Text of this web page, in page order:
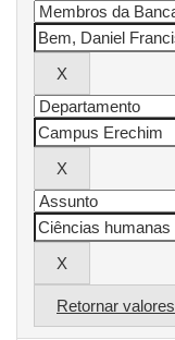
Retornar valores